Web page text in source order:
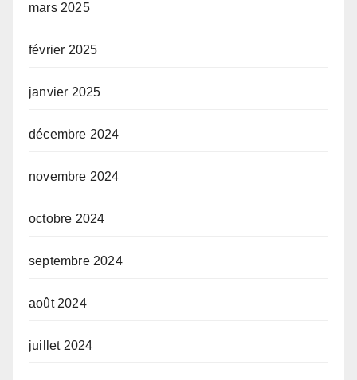
mars 2025
février 2025
janvier 2025
décembre 2024
novembre 2024
octobre 2024
septembre 2024
août 2024
juillet 2024